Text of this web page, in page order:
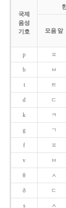
국제
음성
기호
모음 앞
p ㅍ
b ㅂ
t ㅌ
d ㄷ
k ㅋ
g ㄱ
f ㅍ
v ㅂ
θ ㅅ
ð ㄷ
s ㅅ